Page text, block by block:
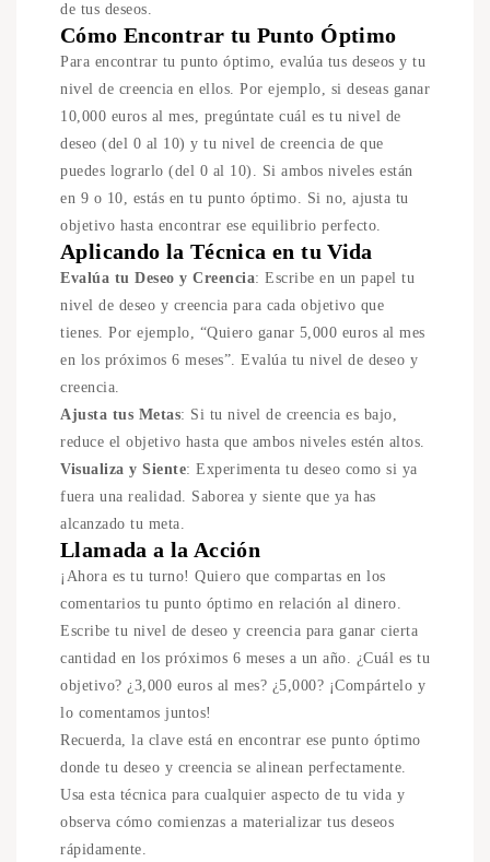
de tus deseos.
Cómo Encontrar tu Punto Óptimo
Para encontrar tu punto óptimo, evalúa tus deseos y tu
nivel de creencia en ellos. Por ejemplo, si deseas ganar
10,000 euros al mes, pregúntate cuál es tu nivel de
deseo (del 0 al 10) y tu nivel de creencia de que
puedes lograrlo (del 0 al 10). Si ambos niveles están
en 9 o 10, estás en tu punto óptimo. Si no, ajusta tu
objetivo hasta encontrar ese equilibrio perfecto.
Aplicando la Técnica en tu Vida
Evalúa tu Deseo y Creencia: Escribe en un papel tu
nivel de deseo y creencia para cada objetivo que
tienes. Por ejemplo, “Quiero ganar 5,000 euros al mes
en los próximos 6 meses”. Evalúa tu nivel de deseo y
creencia.
Ajusta tus Metas: Si tu nivel de creencia es bajo,
reduce el objetivo hasta que ambos niveles estén altos.
Visualiza y Siente: Experimenta tu deseo como si ya
fuera una realidad. Saborea y siente que ya has
alcanzado tu meta.
Llamada a la Acción
¡Ahora es tu turno! Quiero que compartas en los
comentarios tu punto óptimo en relación al dinero.
Escribe tu nivel de deseo y creencia para ganar cierta
cantidad en los próximos 6 meses a un año. ¿Cuál es tu
objetivo? ¿3,000 euros al mes? ¿5,000? ¡Compártelo y
lo comentamos juntos!
Recuerda, la clave está en encontrar ese punto óptimo
donde tu deseo y creencia se alinean perfectamente.
Usa esta técnica para cualquier aspecto de tu vida y
observa cómo comienzas a materializar tus deseos
rápidamente.